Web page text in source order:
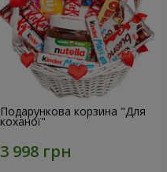
Подарункова корзина "Для
коханої"